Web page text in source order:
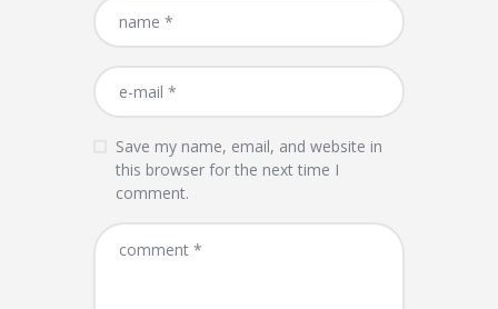
Save my name, email, and website in
this browser for the next time I
comment.